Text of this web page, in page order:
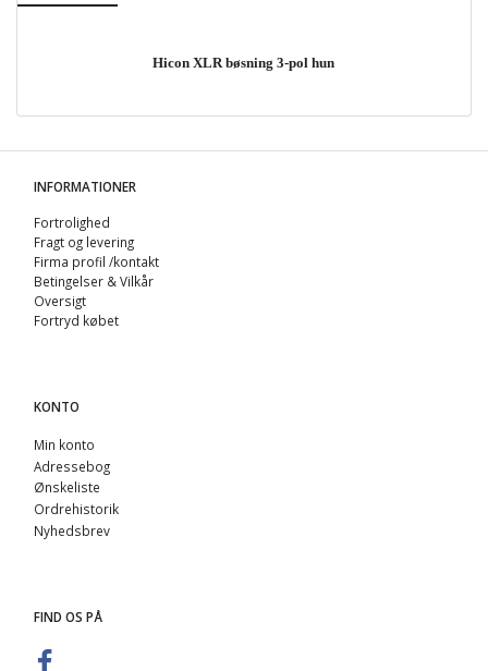
Hicon XLR bøsning 3-pol hun
INFORMATIONER
Fortrolighed
Fragt og levering
Firma profil /kontakt
Betingelser & Vilkår
Oversigt
Fortryd købet
KONTO
Min konto
Adressebog
Ønskeliste
Ordrehistorik
Nyhedsbrev
FIND OS PÅ